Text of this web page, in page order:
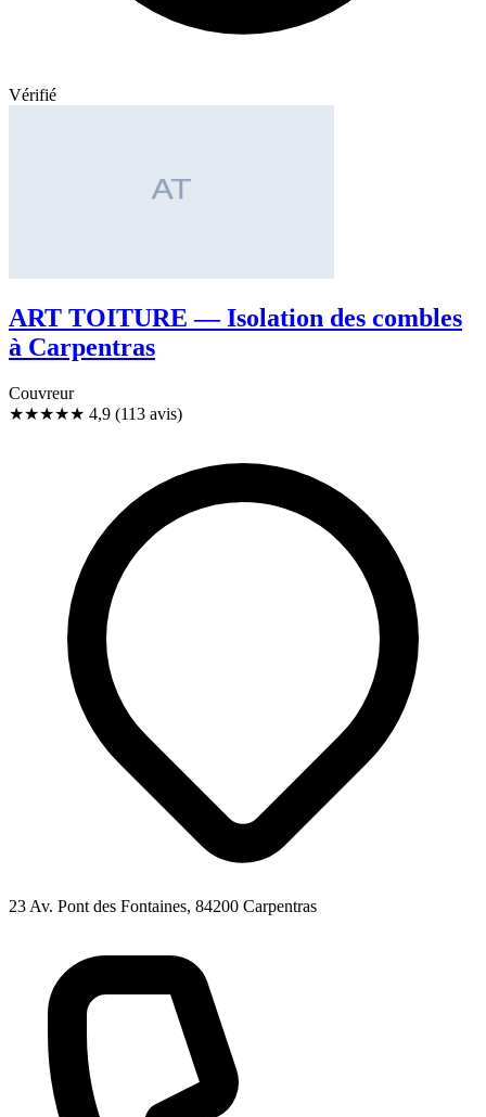
Vérifié
ART TOITURE — Isolation des combles
à Carpentras
Couvreur
★★★★★ 4,9 (113 avis)
23 Av. Pont des Fontaines, 84200 Carpentras